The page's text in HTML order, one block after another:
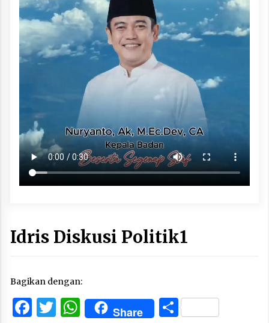
Idris Diskusi Politik1
Bagikan dengan:
Facebook
Twitter
WhatsApp
Share Share